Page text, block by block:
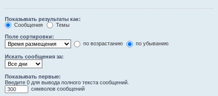
Показывать результаты как:
Сообщения
Темы
Поле сортировки:
по возрастанию
по убыванию
Искать сообщения за:
Показывать первые:
Введите 0 для вывода полного текста сообщений.
символов сообщений